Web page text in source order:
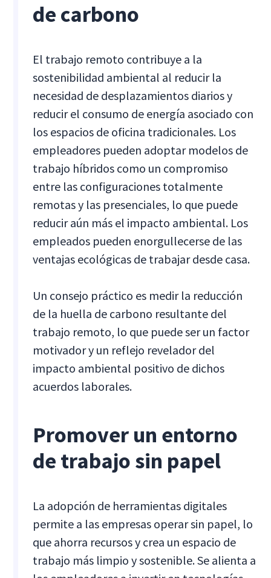
de carbono
El trabajo remoto contribuye a la
sostenibilidad ambiental al reducir la
necesidad de desplazamientos diarios y
reducir el consumo de energía asociado con
los espacios de oficina tradicionales. Los
empleadores pueden adoptar modelos de
trabajo híbridos como un compromiso
entre las configuraciones totalmente
remotas y las presenciales, lo que puede
reducir aún más el impacto ambiental. Los
empleados pueden enorgullecerse de las
ventajas ecológicas de trabajar desde casa.
Un consejo práctico es medir la reducción
de la huella de carbono resultante del
trabajo remoto, lo que puede ser un factor
motivador y un reflejo revelador del
impacto ambiental positivo de dichos
acuerdos laborales.
Promover un entorno
de trabajo sin papel
La adopción de herramientas digitales
permite a las empresas operar sin papel, lo
que ahorra recursos y crea un espacio de
trabajo más limpio y sostenible. Se alienta a